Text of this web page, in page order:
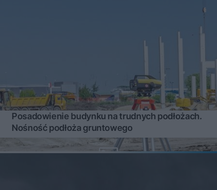
Posadowienie budynku na trudnych podłożach.
Nośność podłoża gruntowego